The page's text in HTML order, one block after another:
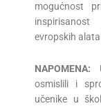
mogućnost
evropskih alata
NAPOMENA:
osmislili i
učenike u